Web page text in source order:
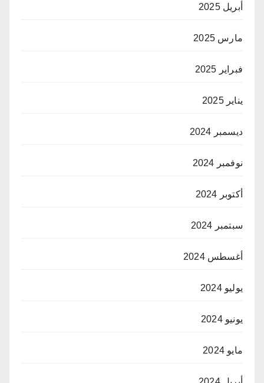
أبريل 2025
مارس 2025
فبراير 2025
يناير 2025
ديسمبر 2024
نوفمبر 2024
أكتوبر 2024
سبتمبر 2024
أغسطس 2024
يوليو 2024
يونيو 2024
مايو 2024